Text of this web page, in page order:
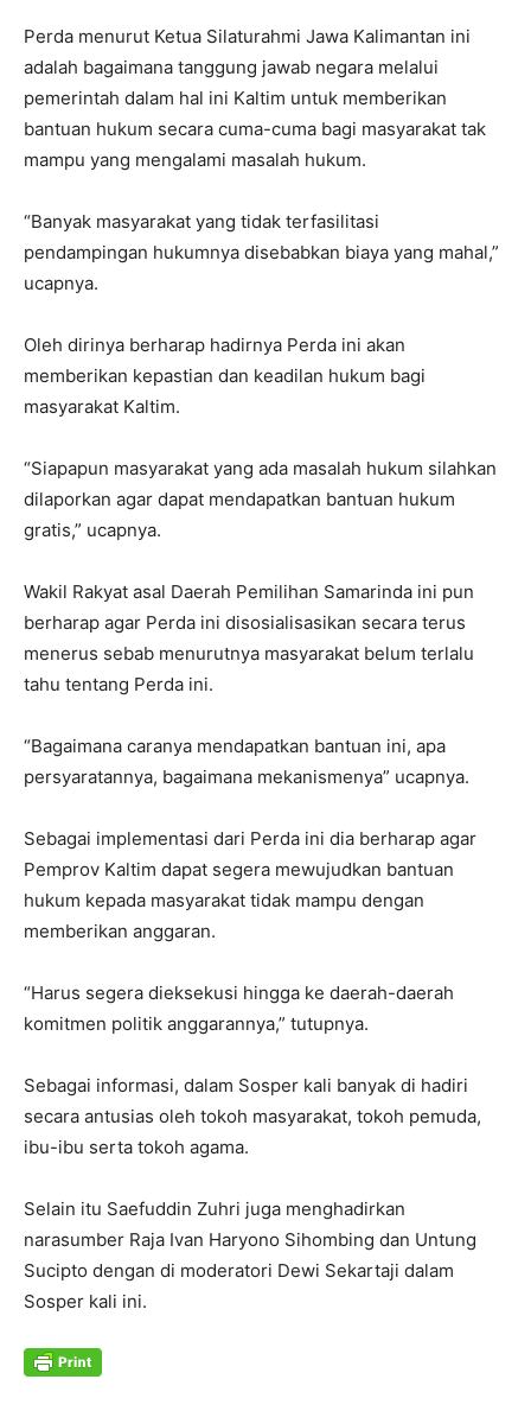
Perda menurut Ketua Silaturahmi Jawa Kalimantan ini
adalah bagaimana tanggung jawab negara melalui
pemerintah dalam hal ini Kaltim untuk memberikan
bantuan hukum secara cuma-cuma bagi masyarakat tak
mampu yang mengalami masalah hukum.
“Banyak masyarakat yang tidak terfasilitasi
pendampingan hukumnya disebabkan biaya yang mahal,”
ucapnya.
Oleh dirinya berharap hadirnya Perda ini akan
memberikan kepastian dan keadilan hukum bagi
masyarakat Kaltim.
“Siapapun masyarakat yang ada masalah hukum silahkan
dilaporkan agar dapat mendapatkan bantuan hukum
gratis,” ucapnya.
Wakil Rakyat asal Daerah Pemilihan Samarinda ini pun
berharap agar Perda ini disosialisasikan secara terus
menerus sebab menurutnya masyarakat belum terlalu
tahu tentang Perda ini.
“Bagaimana caranya mendapatkan bantuan ini, apa
persyaratannya, bagaimana mekanismenya” ucapnya.
Sebagai implementasi dari Perda ini dia berharap agar
Pemprov Kaltim dapat segera mewujudkan bantuan
hukum kepada masyarakat tidak mampu dengan
memberikan anggaran.
“Harus segera dieksekusi hingga ke daerah-daerah
komitmen politik anggarannya,” tutupnya.
Sebagai informasi, dalam Sosper kali banyak di hadiri
secara antusias oleh tokoh masyarakat, tokoh pemuda,
ibu-ibu serta tokoh agama.
Selain itu Saefuddin Zuhri juga menghadirkan
narasumber Raja Ivan Haryono Sihombing dan Untung
Sucipto dengan di moderatori Dewi Sekartaji dalam
Sosper kali ini.